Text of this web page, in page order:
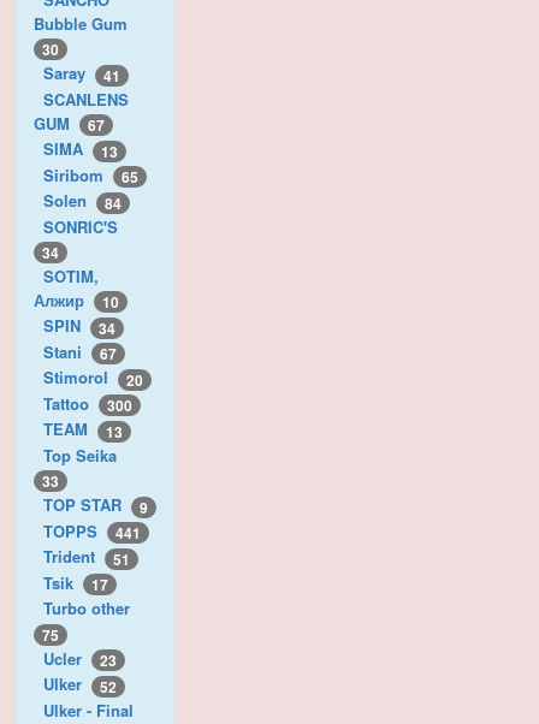
Bubble Gum
30
Saray 41
SCANLENS
GUM
67
SIMA 13
Siribom 65
Solen 84
SONRIC'S
34
SOTIM,
Алжир
10
SPIN 34
Stani 67
Stimorol 20
Tattoo 300
TEAM 13
Top Seika
33
TOP STAR 9
TOPPS 441
Trident 51
Tsik 17
Turbo other
75
Ucler 23
Ulker 52
Ulker - Final